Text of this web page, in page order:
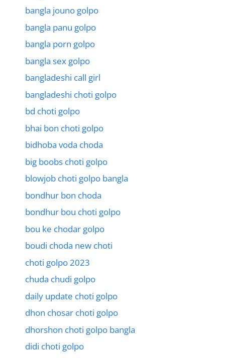
bangla jouno golpo
bangla panu golpo
bangla porn golpo
bangla sex golpo
bangladeshi call girl
bangladeshi choti golpo
bd choti golpo
bhai bon choti golpo
bidhoba voda choda
big boobs choti golpo
blowjob choti golpo bangla
bondhur bon choda
bondhur bou choti golpo
bou ke chodar golpo
boudi choda new choti
choti golpo 2023
chuda chudi golpo
daily update choti golpo
dhon chosar choti golpo
dhorshon choti golpo bangla
didi choti golpo